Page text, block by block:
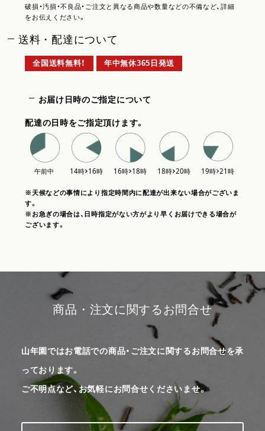
破損・汚損・不良品・ご注文と異なる商品や数量などの不備など、詳細
をお伝えください。
送料・配達について
全国送料無料！ 年中無休365日発送
お届け日時のご指定について
配達の日時をご指定頂けます。
※天候などの事情により指定時間内に配達が出来ない場合がございま
す。
※お急ぎの場合は、日時指定がない方がより早くお届けできる場合が
ございます。
商品・注文に関するお問合せ
山年園ではお電話での商品・ご注文に関するお問合せを承
っております。
ご不明点など、お気軽にお問合せくださいませ。